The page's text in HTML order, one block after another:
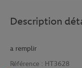
Description
a remplir
Référence : HT3628